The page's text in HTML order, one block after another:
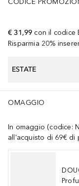
CODICE
€ 31,99 con il codice
Risparmia 20%
ESTATE
OMAGGIO
In omaggio (codice:
all'acquisto di 69€ di